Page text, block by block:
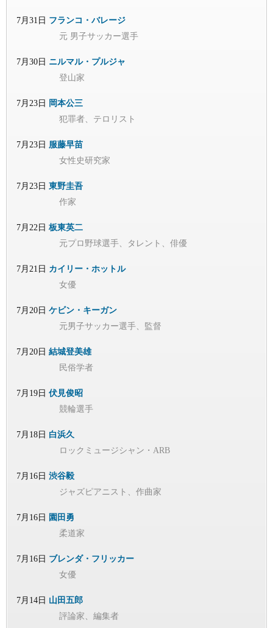
7月31日 フランコ・バレージ
元 男子サッカー選手
7月30日 ニルマル・プルジャ
登山家
7月23日 岡本公三
犯罪者、テロリスト
7月23日 服藤早苗
女性史研究家
7月23日 東野圭吾
作家
7月22日 板東英二
元プロ野球選手、タレント、俳優
7月21日 カイリー・ホットル
女優
7月20日 ケビン・キーガン
元男子サッカー選手、監督
7月20日 結城登美雄
民俗学者
7月19日 伏見俊昭
競輪選手
7月18日 白浜久
ロックミュージシャン・ARB
7月16日 渋谷毅
ジャズピアニスト、作曲家
7月16日 園田勇
柔道家
7月16日 ブレンダ・フリッカー
女優
7月14日 山田五郎
評論家、編集者